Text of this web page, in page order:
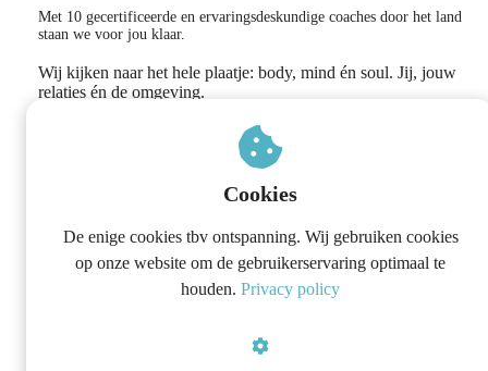
Met 10 gecertificeerde en ervaringsdeskundige coaches door het land
staan we voor jou klaar.
Wij kijken naar het hele plaatje: body, mind én soul. Jij, jouw
relaties én de omgeving.
Weg met de vermoeidheid, onrust, pieker gedachten en
boosheid naar de mensen die het dichtst bij jou staan.
Cookies
De enige cookies tbv ontspanning. Wij gebruiken cookies
op onze website om de gebruikerservaring optimaal te
houden. Privacy policy